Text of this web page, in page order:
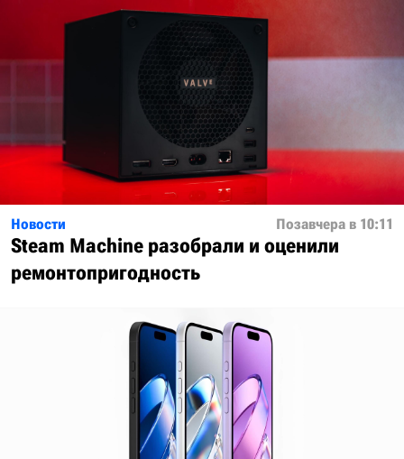
Новости Позавчера в 10:11
Steam Machine разобрали и оценили
ремонтопригодность